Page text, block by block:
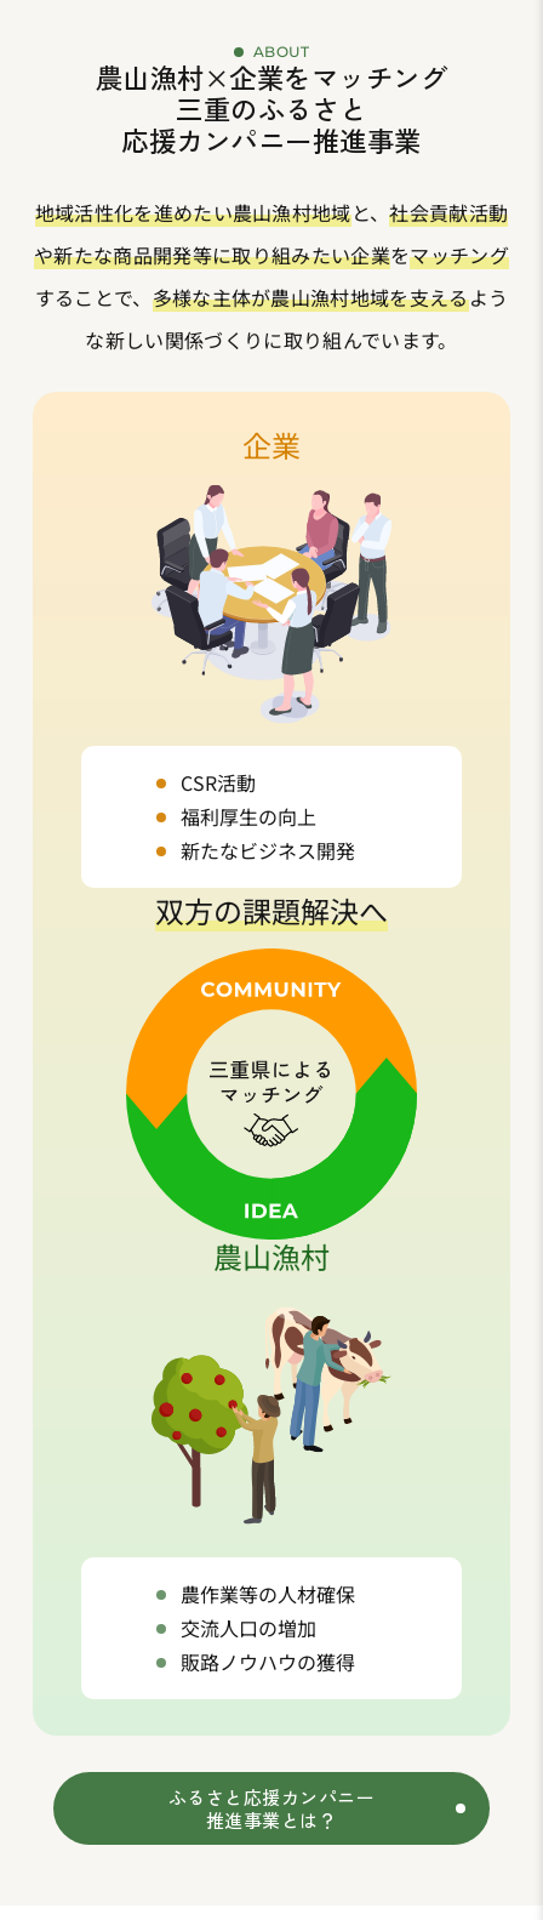
ABOUT
農山漁村×企業をマッチング
三重のふるさと
応援カンパニー推進事業
地域活性化を進めたい農山漁村地域と、社会貢献活動
や新たな商品開発等に取り組みたい企業をマッチング
することで、 多様な主体が農山漁村地域を支えるよう
な新しい関係づくりに取り組んでいます。
農山漁村
農作業等の人材確保
交流人口の増加
販路ノウハウの獲得
双方の課題解決へ
企業
CSR活動
福利厚生の向上
新たなビジネス開発
ふるさと応援カンパニー
推進事業とは？